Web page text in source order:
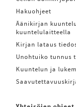
Hakuohjeet
Äänikirjan
kuuntelulaitteella
Kirjan lataus
Unohtuiko tunnus
Kuuntelun ja